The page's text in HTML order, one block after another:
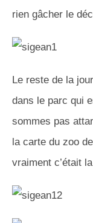
rien gâcher le
Le reste de la
dans le parc qui
sommes pas
la carte du zoo
vraiment c’était